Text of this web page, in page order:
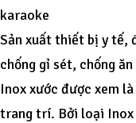
karaoke
Sản xuất thiết bị y tế,
chống gỉ sét, chống
Inox xước được xem
trang trí. Bởi loại Inox